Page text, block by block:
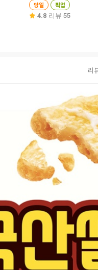
당일 픽업
4.8 리뷰 55
리